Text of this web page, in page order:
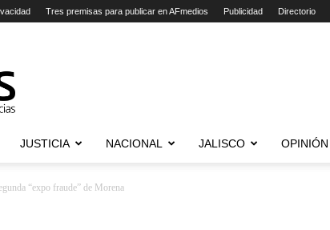
Tres premisas para publicar en AFmedios Publicidad Directorio
JUSTICIA NACIONAL JALISCO OPINIÓN
“expo fraude” de Morena